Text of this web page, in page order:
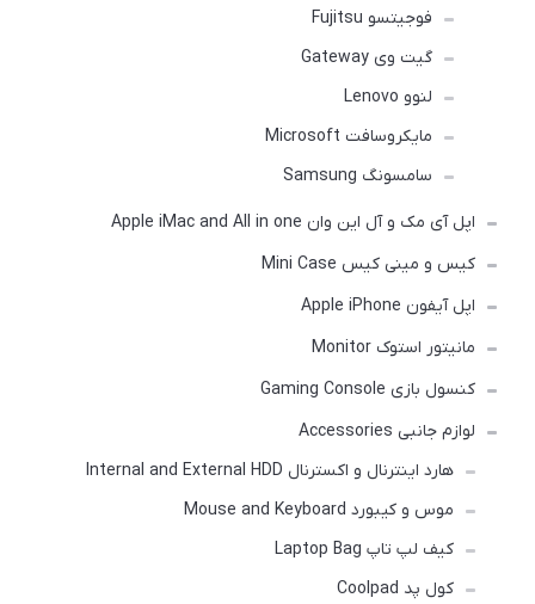
فوجیتسو Fujitsu
گیت وی Gateway
لنوو Lenovo
مایکروسافت Microsoft
سامسونگ Samsung
اپل آی مک و آل این وان Apple iMac and All in one
کیس و مینی کیس Mini Case
اپل آیفون Apple iPhone
مانیتور استوک Monitor
کنسول بازی Gaming Console
لوازم جانبی Accessories
هارد اینترنال و اکسترنال Internal and External HDD
موس و کیبورد Mouse and Keyboard
کیف لپ تاپ Laptop Bag
کول پد Coolpad